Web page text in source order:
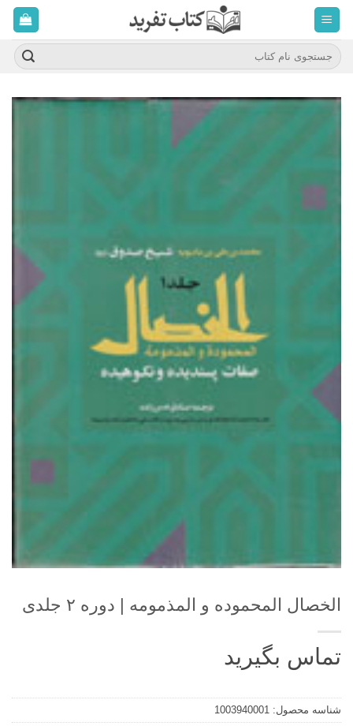
محتوا
برویدجستجو
برای:
الخصال المحموده و المذمومه | دوره ۲ جلدی
تماس بگیرید
شناسه محصول: 1003940001